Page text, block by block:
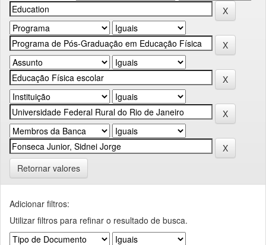
Retornar valores
Adicionar filtros:
Utilizar filtros para refinar o resultado de busca.